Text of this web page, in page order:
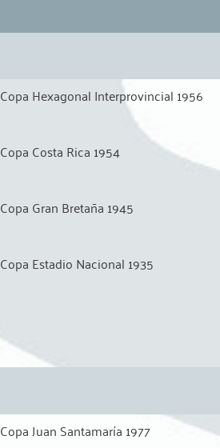
Copa Hexagonal Interprovincial 1956
Copa Costa Rica 1954
Copa Gran Bretaña 1945
Copa Estadio Nacional 1935
Copa Juan Santamaría 1977